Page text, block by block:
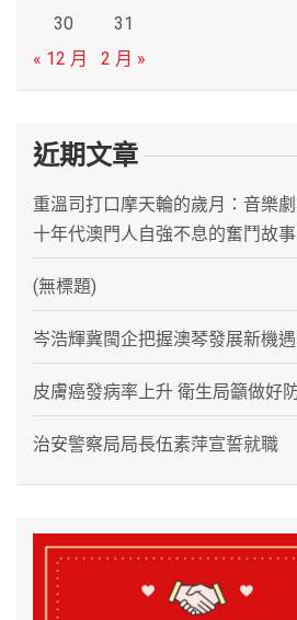
30
31
« 12 月
2 月 »
近期文章
重溫司打口摩天輪的歲月：音樂
十年代澳門人自強不息的奮鬥故事
(無標題)
岑浩輝冀閩企把握澳琴發展新機遇
皮膚癌發病率上升 衛生局籲做好
治安警察局局長伍素萍宣誓就職